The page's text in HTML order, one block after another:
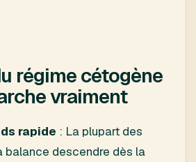
régime cétogène
vraiment
rapide : La plupart des
balance descendre dès la